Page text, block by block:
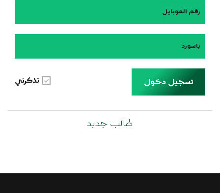
رقم الموبايل
باسورد
تسجيل دخول تذكرني
طالب جديد